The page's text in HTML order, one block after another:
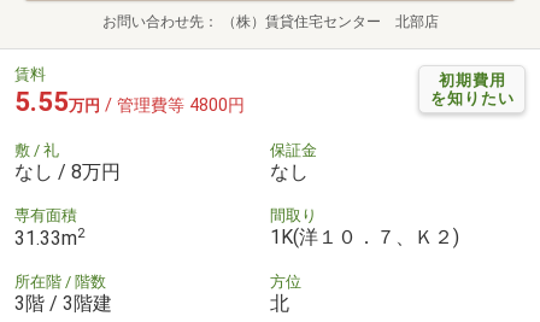
お問い合わせ先 （株）賃貸住宅センター 北部店
初期費用
を知りたい
賃料
5.55万円 / 管理費等 4800円
敷 / 礼
なし / 8万円
保証金
なし
専有面積
31.33m2
間取り
1K(洋１０．７、Ｋ２)
所在階 / 階数
3階 / 3階建
方位
北